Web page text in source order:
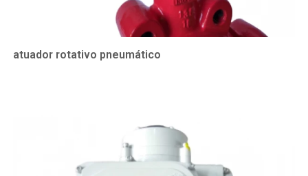
atuador rotativo pneumático